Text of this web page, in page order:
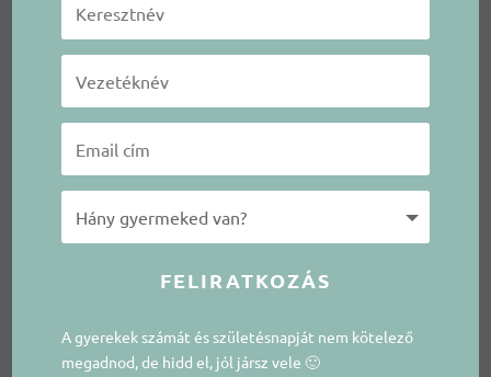
FELIRATKOZÁS
A gyerekek számát és születésnapját nem kötelező
megadnod, de hidd el, jól jársz vele 🙂